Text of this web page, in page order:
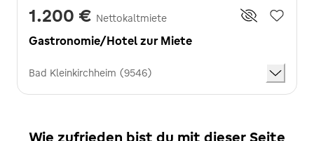
1.200 € Nettokaltmiete
Gastronomie/Hotel zur Miete
Bad Kleinkirchheim (9546)
Wie zufrieden bist du mit dieser Seite